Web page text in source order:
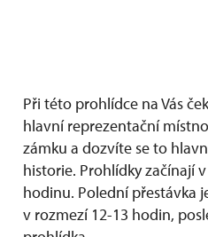
Při této prohlídce na Vás
hlavní reprezentační
zámku a dozvíte se to
historie. Prohlídky začínají
hodinu. Polední přestávka
v rozmezí 12-13 hodin,